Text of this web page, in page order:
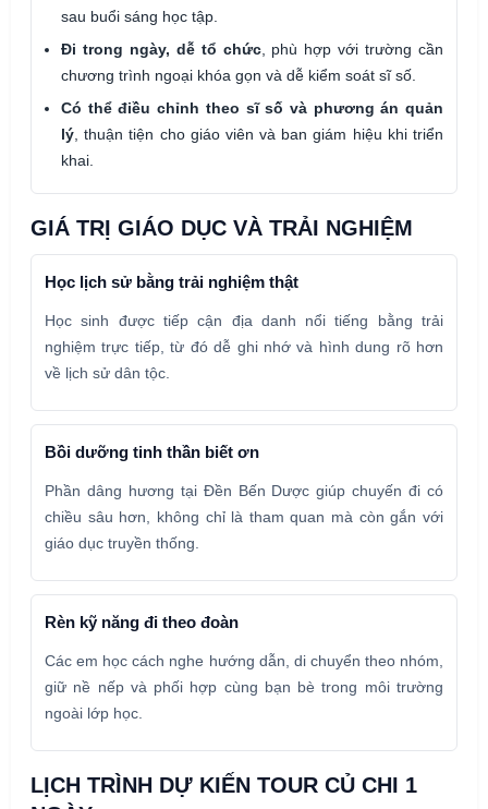
sau buổi sáng học tập.
Đi trong ngày, dễ tổ chức, phù hợp với trường cần
chương trình ngoại khóa gọn và dễ kiểm soát sĩ số.
Có thể điều chỉnh theo sĩ số và phương án quản
lý , thuận tiện cho giáo viên và ban giám hiệu khi triển
khai.
GIÁ TRỊ GIÁO DỤC VÀ TRẢI NGHIỆM
Học lịch sử bằng trải nghiệm thật
Học sinh được tiếp cận địa danh nổi tiếng bằng trải
nghiệm trực tiếp, từ đó dễ ghi nhớ và hình dung rõ hơn
về lịch sử dân tộc.
Bồi dưỡng tinh thần biết ơn
Phần dâng hương tại Đền Bến Dược giúp chuyến đi có
chiều sâu hơn, không chỉ là tham quan mà còn gắn với
giáo dục truyền thống.
Rèn kỹ năng đi theo đoàn
Các em học cách nghe hướng dẫn, di chuyển theo nhóm,
giữ nề nếp và phối hợp cùng bạn bè trong môi trường
ngoài lớp học.
LỊCH TRÌNH DỰ KIẾN TOUR CỦ CHI 1